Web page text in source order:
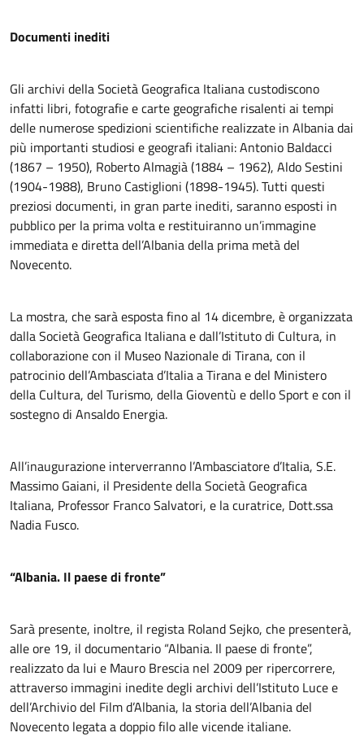
Documenti inediti
Gli archivi della Società Geografica Italiana custodiscono
infatti libri, fotografie e carte geografiche risalenti ai tempi
delle numerose spedizioni scientifiche realizzate in Albania dai
più importanti studiosi e geografi italiani: Antonio Baldacci
(1867 – 1950), Roberto Almagià (1884 – 1962), Aldo Sestini
(1904-1988), Bruno Castiglioni (1898-1945). Tutti questi
preziosi documenti, in gran parte inediti, saranno esposti in
pubblico per la prima volta e restituiranno un’immagine
immediata e diretta dell’Albania della prima metà del
Novecento.
La mostra, che sarà esposta fino al 14 dicembre, è organizzata
dalla Società Geografica Italiana e dall’Istituto di Cultura, in
collaborazione con il Museo Nazionale di Tirana, con il
patrocinio dell’Ambasciata d’Italia a Tirana e del Ministero
della Cultura, del Turismo, della Gioventù e dello Sport e con il
sostegno di Ansaldo Energia.
All’inaugurazione interverranno l’Ambasciatore d’Italia, S.E.
Massimo Gaiani, il Presidente della Società Geografica
Italiana, Professor Franco Salvatori, e la curatrice, Dott.ssa
Nadia Fusco.
“Albania. Il paese di fronte”
Sarà presente, inoltre, il regista Roland Sejko, che presenterà,
alle ore 19, il documentario “Albania. Il paese di fronte”,
realizzato da lui e Mauro Brescia nel 2009 per ripercorrere,
attraverso immagini inedite degli archivi dell’Istituto Luce e
dell’Archivio del Film d’Albania, la storia dell’Albania del
Novecento legata a doppio filo alle vicende italiane.